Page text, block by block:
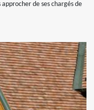
approcher de ses chargés de